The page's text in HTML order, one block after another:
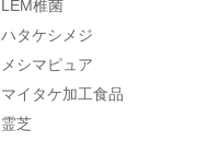
LEM椎菌
ハタケシメジ
メシマピュア
マイタケ加工食品
霊芝